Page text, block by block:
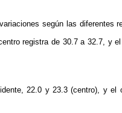
según las diferentes
registra de 30.7 a 32.7, y
22.0 y 23.3 (centro), y el